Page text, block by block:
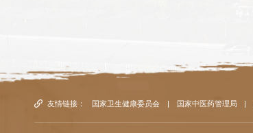
友情链接： 国家卫生健康委员会 | 国家中医药管理局 |